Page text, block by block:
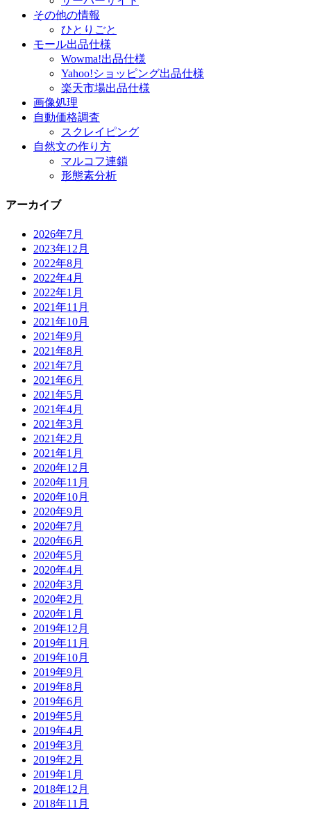
その他の情報
ひとりごと
モール出品仕様
Wowma!出品仕様
Yahoo!ショッピング出品仕様
楽天市場出品仕様
画像処理
自動価格調査
スクレイピング
自然文の作り方
マルコフ連鎖
形態素分析
アーカイブ
2026年7月
2023年12月
2022年8月
2022年4月
2022年1月
2021年11月
2021年10月
2021年9月
2021年8月
2021年7月
2021年6月
2021年5月
2021年4月
2021年3月
2021年2月
2021年1月
2020年12月
2020年11月
2020年10月
2020年9月
2020年7月
2020年6月
2020年5月
2020年4月
2020年3月
2020年2月
2020年1月
2019年12月
2019年11月
2019年10月
2019年9月
2019年8月
2019年6月
2019年5月
2019年4月
2019年3月
2019年2月
2019年1月
2018年12月
2018年11月